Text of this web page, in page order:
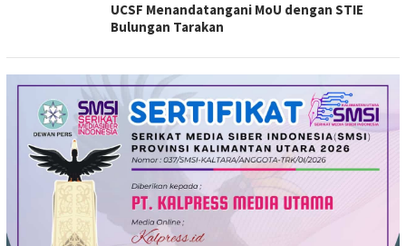
UCSF Menandatangani MoU dengan STIE
Bulungan Tarakan